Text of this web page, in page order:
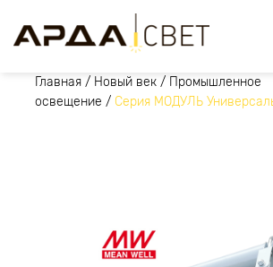
Главная / Новый век / Промышленное
освещение / Серия МОДУЛЬ